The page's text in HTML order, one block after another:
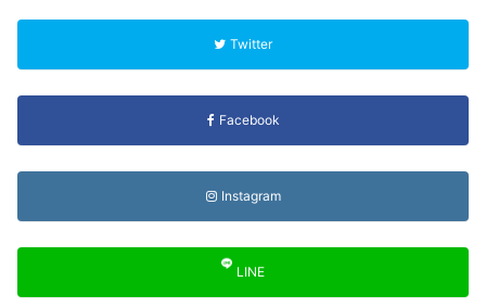
Twitter
Facebook
Instagram
LINE